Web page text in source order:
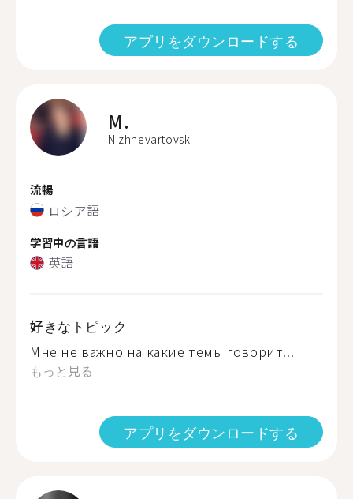
アプリをダウンロードする
M.
Nizhnevartovsk
流暢
ロシア語
学習中の言語
英語
好きなトピック
Мне не важно на какие темы говорит...
もっと見る
アプリをダウンロードする